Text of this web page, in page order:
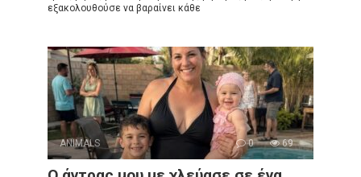
εξακολουθούσε να βαραίνει κάθε
ANIMALS 0 69